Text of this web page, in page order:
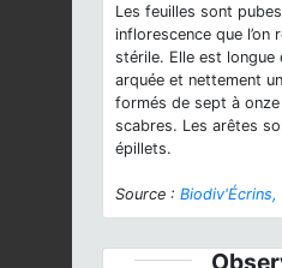
Les feuilles sont
inflorescence que
stérile. Elle est longue
arquée et nettement
formés de sept à
scabres. Les arêtes
épillets.
Source : Biodiv'Écrins,